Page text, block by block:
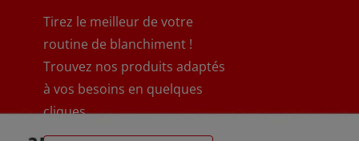
Tirez le meilleur de votre
routine de blanchiment !
Trouvez nos produits adaptés
à vos besoins en quelques
cliques